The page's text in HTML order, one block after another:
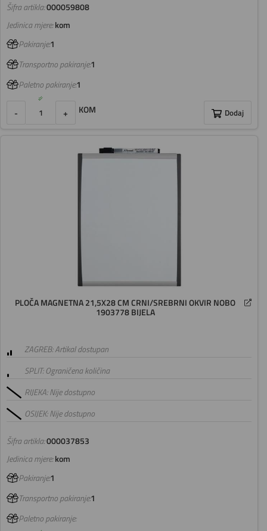
Šifra artikla:000059808
Jedinica mjere:kom
Pakiranje:1
Transportno pakiranje:1
Paletno pakiranje:1
- + KOM Dodaj
PLOČA MAGNETNA 21,5X28 CM CRNI/SREBRNI OKVIR NOBO
1903778 BIJELA
Šifra artikla:000037853
ZAGREB: Artikal dostupan
SPLIT: Ograničena količina
RIJEKA: Nije dostupno
OSIJEK: Nije dostupno
Jedinica mjere:kom
Pakiranje:1
Transportno pakiranje:1
Paletno pakiranje: